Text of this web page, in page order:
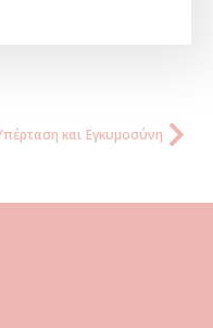
και Εγκυμοσύνη